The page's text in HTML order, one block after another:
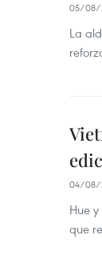
05/08/
La
04/08/
Hue
que